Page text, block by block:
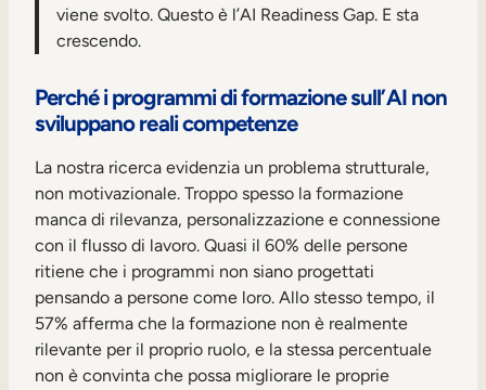
viene svolto. Questo è l’AI Readiness Gap. E sta
crescendo.
Perché i programmi di formazione sull’AI non
sviluppano reali competenze
La nostra ricerca evidenzia un problema strutturale,
non motivazionale. Troppo spesso la formazione
manca di rilevanza, personalizzazione e connessione
con il flusso di lavoro. Quasi il 60% delle persone
ritiene che i programmi non siano progettati
pensando a persone come loro. Allo stesso tempo, il
57% afferma che la formazione non è realmente
rilevante per il proprio ruolo, e la stessa percentuale
non è convinta che possa migliorare le proprie